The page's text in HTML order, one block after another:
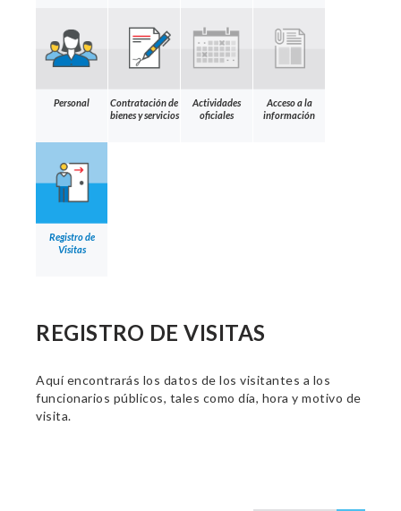
Personal
Contratación de
bienes y servicios
Actividades
oficiales
Acceso a la
información
Registro de
Visitas
REGISTRO DE VISITAS
Aquí encontrarás los datos de los visitantes a los
funcionarios públicos, tales como día, hora y motivo de
visita.